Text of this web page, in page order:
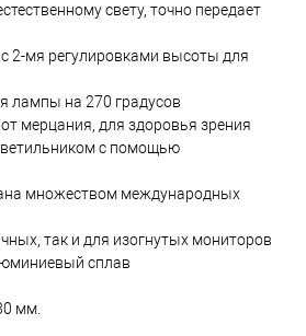
свету, точно передает
2-мя регулировками высоты для
лампы на 270 градусов
мерцания, для здоровья зрения
с помощью
множеством международных
так и для изогнутых мониторов
сплав
мм.